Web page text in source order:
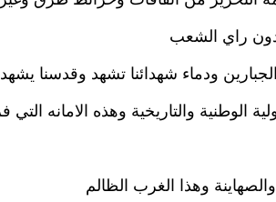
راي الشعب
ودماء شهدائنا تشهد وقدسنا يشهد
وهذا الغرب الظالم